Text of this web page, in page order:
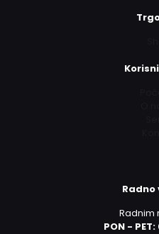
Radnim
PON -